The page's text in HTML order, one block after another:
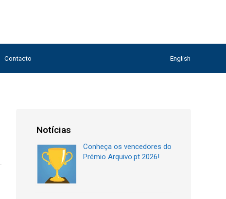
Contacto English
Notícias
Conheça os vencedores do
Prémio Arquivo.pt 2026!